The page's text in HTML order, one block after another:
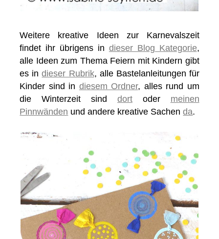
Weitere kreative Ideen zur Karnevalszeit
findet ihr übrigens in dieser Blog Kategorie,
alle Ideen zum Thema Feiern mit Kindern gibt
es indieser Rubrik, alle Bastelanleitungen für
Kinder sind in diesem Ordner, alles rund um
die Winterzeit sind dortoder meinen
Pinnwänden und andere kreative Sachenda.